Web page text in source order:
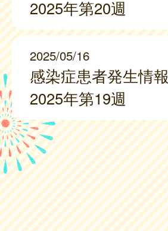
2025年第20週
2025/05/16
感染症患者発生情報
2025年第19週